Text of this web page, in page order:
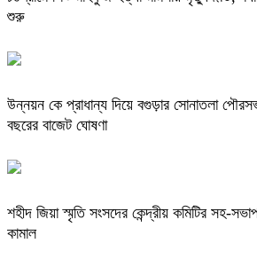
শুরু
উন্নয়ন কে প্রাধান্য দিয়ে বগুড়ার সোনাতলা
বছরের বাজেট ঘোষণা
শহীদ জিয়া স্মৃতি সংসদের কেন্দ্রীয় কমিটির সহ-
কামাল